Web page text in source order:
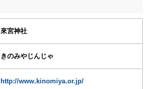
來宮神社
きのみやじんじゃ
http://www.kinomiya.or.jp/